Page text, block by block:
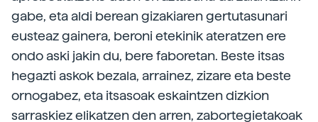
gabe, eta aldi berean gizakiaren gertutasunari
eusteaz gainera, beroni etekinik ateratzen ere
ondo aski jakin du, bere faboretan. Beste itsas
hegazti askok bezala, arrainez, zizare eta beste
ornogabez, eta itsasoak eskaintzen dizkion
sarraskiez elikatzen den arren, zabortegietakoak